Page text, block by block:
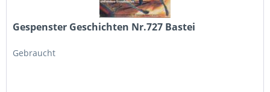
Gespenster Geschichten Nr.727 Bastei
Gebraucht